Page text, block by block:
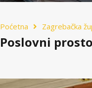
Poćetna Zagrebačka
Poslovni